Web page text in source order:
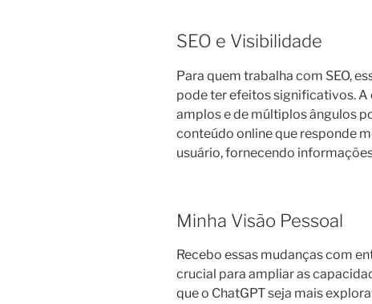
SEO e Visibilidade
Para quem trabalha com SEO,
pode ter efeitos significativos.
amplos e de múltiplos ângulos
conteúdo online que responde
usuário, fornecendo
Minha Visão Pessoal
Recebo essas mudanças com
crucial para ampliar as
que o ChatGPT seja mais